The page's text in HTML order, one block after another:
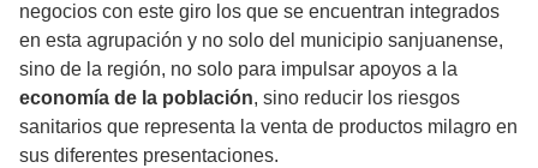
negocios con este giro los que se encuentran integrados
en esta agrupación y no solo del municipio sanjuanense,
sino de la región, no solo para impulsar apoyos a la
economía de la población, sino reducir los riesgos
sanitarios que representa la venta de productos milagro en
sus diferentes presentaciones.